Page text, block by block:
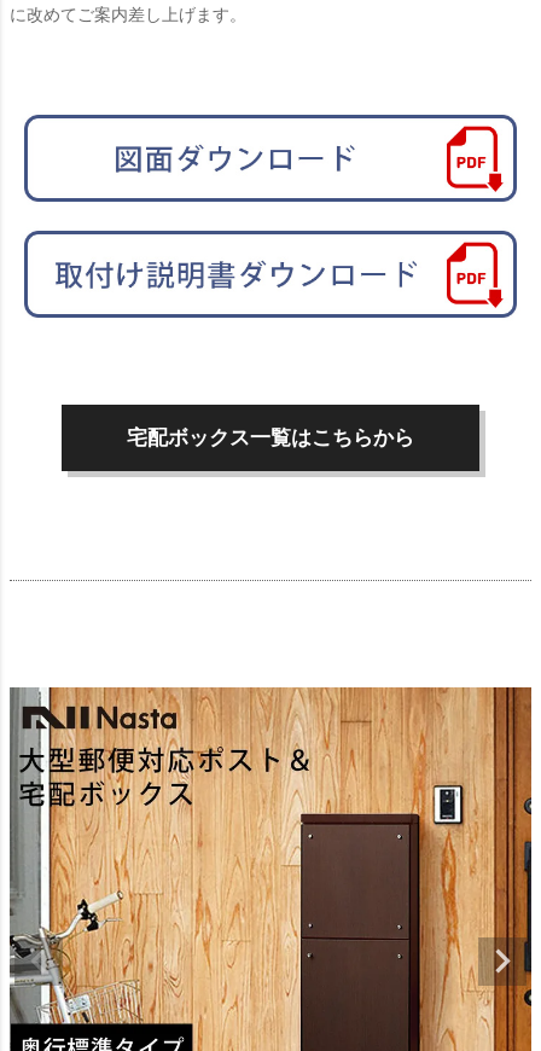
に改めてご案内差し上げます。
宅配ボックス一覧はこちらから